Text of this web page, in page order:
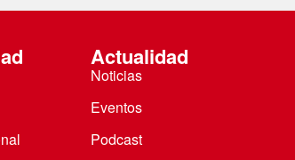
Actualidad
Noticias
Eventos
Podcast